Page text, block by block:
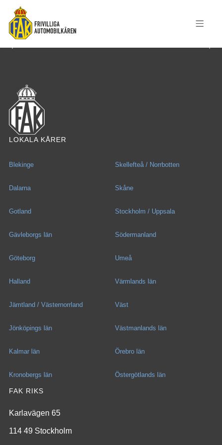
LOKALA KÅRER
Blekinge
Dalarna
Gotland
Gävleborgs län
Göteborg
Halland
Jämtland / Västernorrland
Jönköpings län
Kalmar län
Kronobergs län
Skellefteå / Norrbotten
Skåne
Stockholm / Uppsala
Södermanland
Umeå
Värmlands län
Väst
Västmanlands län
Örebro län
Östergötlands län
FAK RIKS
Karlavägen 65
114 49 Stockholm